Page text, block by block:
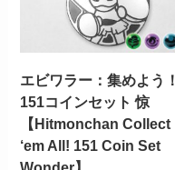
エビワラー：集めよう！
151コインセット 惊
【Hitmonchan Collect
‘em All! 151 Coin Set